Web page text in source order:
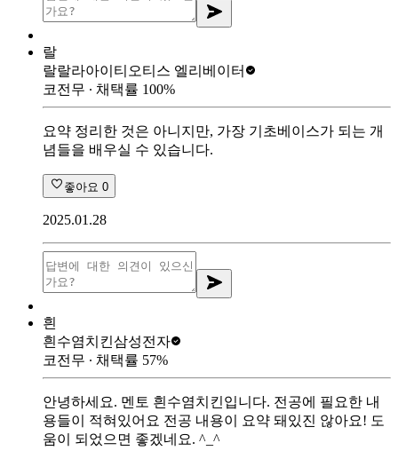
랄
랄랄라아이티 오티스 엘리베이터
코전무 ∙ 채택률 100%
요약 정리한 것은 아니지만, 가장 기초베이스가 되는 개
념들을 배우실 수 있습니다.
좋아요 0
2025.01.28
흰
흰수염치킨삼성전자
코전무 ∙ 채택률 57%
안녕하세요. 멘토 흰수염치킨입니다. 전공에 필요한 내
용들이 적혀있어요 전공 내용이 요약 돼있진 않아요! 도
움이 되었으면 좋겠네요. ^_^